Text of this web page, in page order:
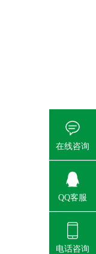
在线咨询
QQ客服
电话咨询